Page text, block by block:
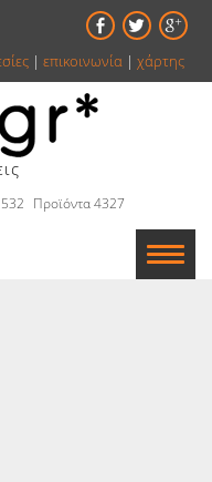
| επικοινωνία| χάρτης
Προϊόντα 4327